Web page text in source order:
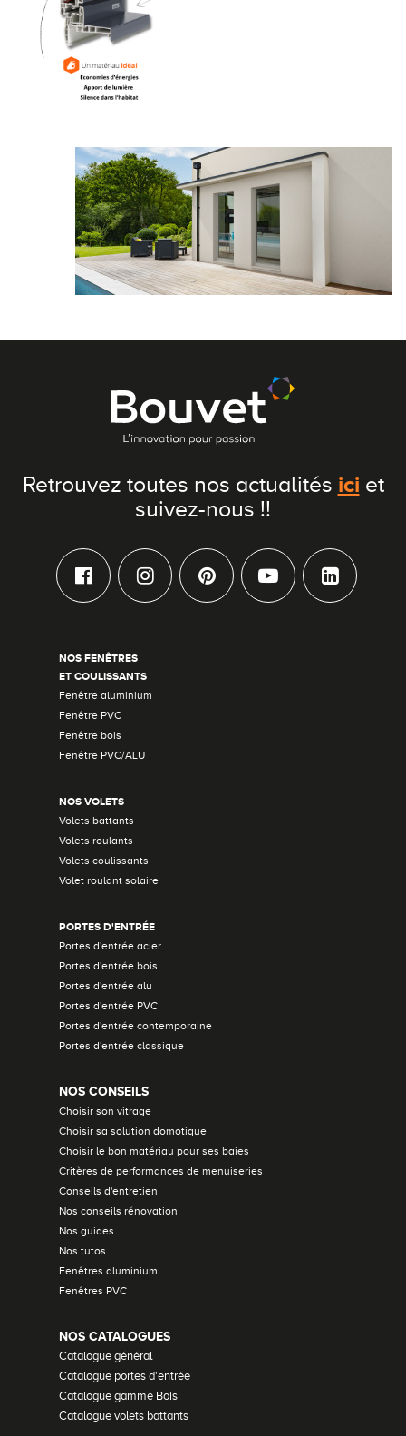
Retrouvez toutes nos actualités ici et
suivez-nous !!
NOS FENÊTRES
ET COULISSANTS
Fenêtre aluminium
Fenêtre PVC
Fenêtre bois
Fenêtre PVC/ALU
NOS VOLETS
Volets battants
Volets roulants
Volets coulissants
Volet roulant solaire
PORTES D'ENTRÉE
Portes d'entrée acier
Portes d'entrée bois
Portes d'entrée alu
Portes d'entrée PVC
Portes d'entrée contemporaine
Portes d'entrée classique
NOS CONSEILS
Choisir son vitrage
Choisir sa solution domotique
Choisir le bon matériau pour ses baies
Critères de performances de menuiseries
Conseils d'entretien
Nos conseils rénovation
Nos guides
Nos tutos
Fenêtres aluminium
Fenêtres PVC
NOS CATALOGUES
Catalogue général
Catalogue portes d'entrée
Catalogue gamme Bois
Catalogue volets battants